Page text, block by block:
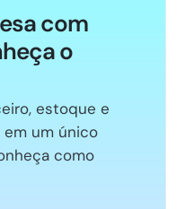
com
o
estoque e
um único
como